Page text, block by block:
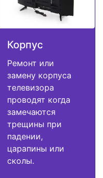
Корпус
Ремонт или
замену корпуса
телевизора
проводят когда
замечаются
трещины при
падении,
царапины или
сколы.